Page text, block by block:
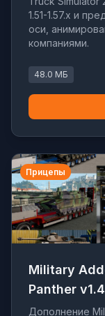
1.51-1.57.x и
оси,
компаниями.
48.0 МБ
Прицепы
Military
Panther
Дополнение